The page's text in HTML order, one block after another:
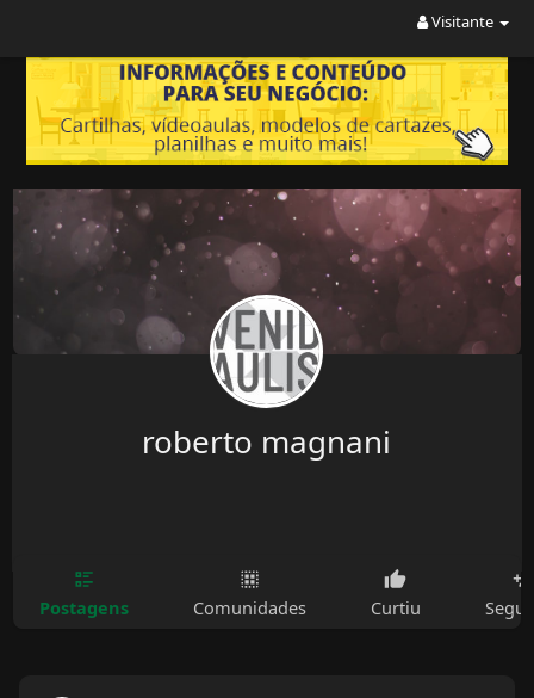
Visitante
roberto magnani
Postagens Comunidades Curtiu